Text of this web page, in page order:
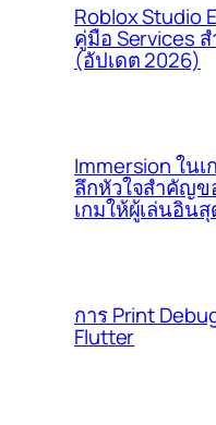
Roblox Studio
คู่มือ Services
(อัปเดต 2026)
Immersion ในเ
ลึกหัวใจสำคัญข
เกมให้ผู้เล่นอิน
การ Print
Flutter